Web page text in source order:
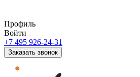
Профиль
Войти
+7 495 926-24-31
Заказать звонок